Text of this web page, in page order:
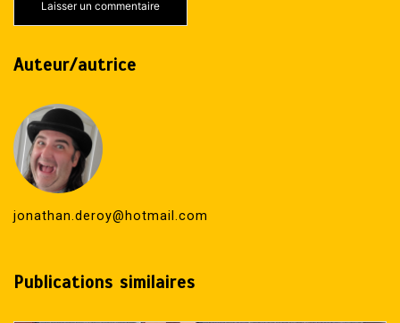
Auteur/autrice
jonathan.deroy@hotmail.com
Publications similaires